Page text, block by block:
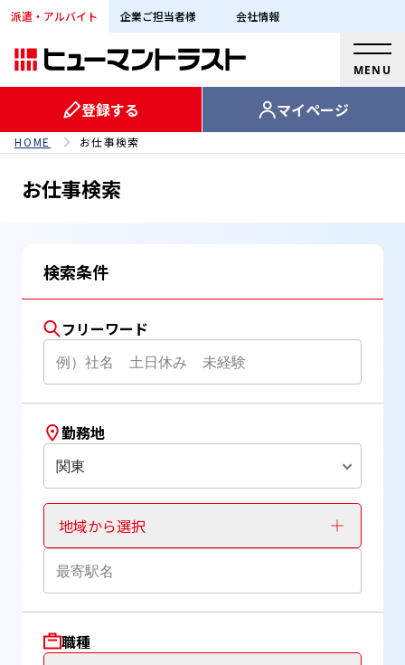
派遣・アルバイト 企業ご担当者様 会社情報
MENU
登録する マイページ
HOME お仕事検索
お仕事検索
検索条件
フリーワード
勤務地
関東
地域から選択
職種